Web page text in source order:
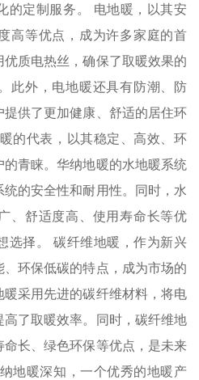
的定制服务。 电地暖，以其安
高等优点，成为许多家庭的首
质电热丝，确保了取暖效果的
此外，电地暖还具有防潮、防
供了更加健康、舒适的居住环
的代表，以其稳定、高效、环
青睐。华纳地暖的水地暖系统
的安全性和耐用性。同时，水
、舒适度高、使用寿命长等优
选择。 碳纤维地暖，作为新兴
环保低碳的特点，成为市场的
采用先进的碳纤维材料，将电
了取暖效率。同时，碳纤维地
长、绿色环保等优点，是未来
地暖深知，一个优秀的地暖产